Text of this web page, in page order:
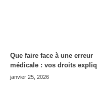
Que faire face à une erreur
médicale : vos droits
janvier 25, 2026